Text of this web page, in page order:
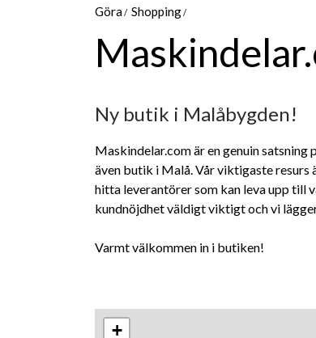
Göra Shopping
Ny butik i Malåbygden!
Maskindelar.com är en genuin
även butik i Malå. Vår viktigaste resurs
hitta leverantörer som kan leva upp till
kundnöjdhet väldigt viktigt och vi
Varmt välkommen in i butiken!
+